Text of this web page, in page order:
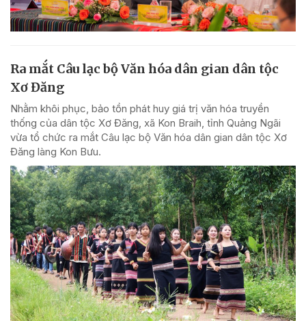
Ra mắt Câu lạc bộ Văn hóa dân gian dân tộc
Xơ Đăng
Nhằm khôi phục, bảo tồn phát huy giá trị văn hóa truyền
thống của dân tộc Xơ Đăng, xã Kon Braih, tỉnh Quảng Ngãi
vừa tổ chức ra mắt Câu lạc bộ Văn hóa dân gian dân tộc Xơ
Đăng làng Kon Bưu.